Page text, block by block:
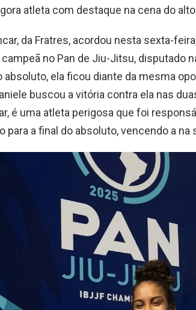
atleta com destaque na cena do
da Fratres, acordou nesta sexta-
no Pan de Jiu-Jitsu, disputado
absoluto, ela ficou diante da mesma
buscou a vitória contra ela nas
é uma atleta perigosa que foi
para a final do absoluto, vencendo a